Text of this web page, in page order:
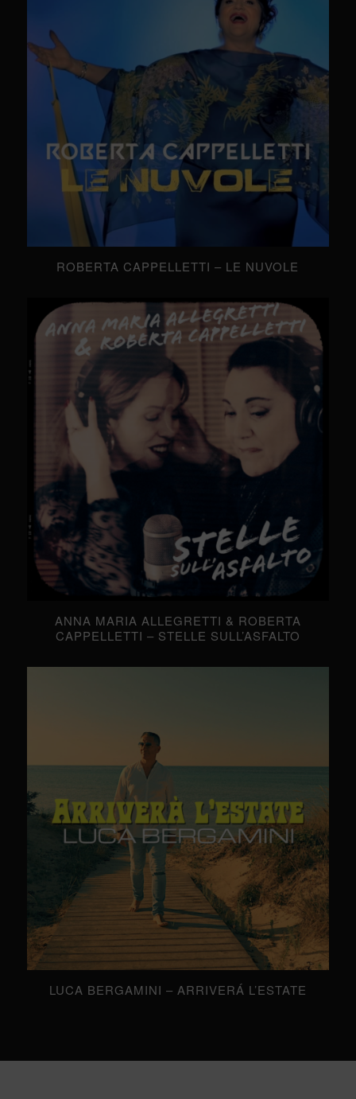
ROBERTA CAPPELLETTI – LE NUVOLE
ANNA MARIA ALLEGRETTI & ROBERTA
CAPPELLETTI – STELLE SULL’ASFALTO
LUCA BERGAMINI – ARRIVERÁ L’ESTATE